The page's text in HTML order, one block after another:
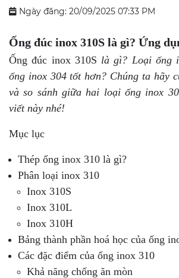
Ngày đăng: 20/09/2025 07:33 PM
Ống đúc inox 310S là gì? Ứng
Ống đúc inox 310S là gì? Loại ống
ống inox 304 tốt hơn? Chúng ta hãy
và so sánh giữa hai loại ống inox
viết này nhé!
Mục lục
Thép ống inox 310 là gì?
Phân loại inox 310
Inox 310S
Inox 310L
Inox 310H
Bảng thành phần hoá học của ống
Các đặc điểm của ống inox 310
Khả năng chống ăn mòn